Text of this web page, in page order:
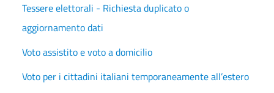
Tessere elettorali - Richiesta duplicato o
aggiornamento dati
Voto assistito e voto a domicilio
Voto per i cittadini italiani temporaneamente all’estero